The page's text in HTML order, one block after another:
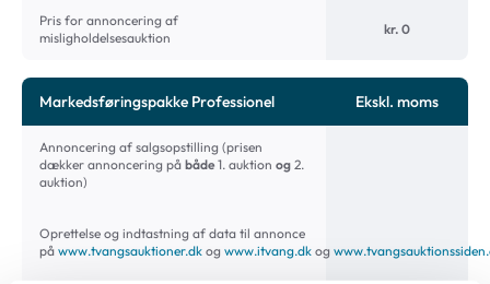
Pris for annoncering af
misligholdelsesauktion
kr. 0
Markedsføringspakke Professionel Ekskl. moms
Annoncering af salgsopstilling (prisen
dækker annoncering på både1. auktion og 2.
auktion)
Oprettelse og indtastning af data til annonce
på www.tvangsauktioner.dk og www.itvang.dk og